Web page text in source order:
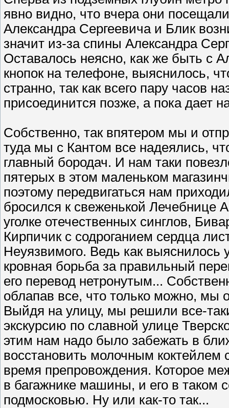
явно видно, что вчера они
Александра Сергеевича и Блик
значит из-за спины Александра
Оставалось неясно, как же быть с
кнопок на телефоне, выяснилось,
странно, так как всего пару часов
присоединится позже, а пока дает
Собственно, так впятером мы и
туда мы с Кантом все надеялись,
главный бородач. И нам таки
пятерых в этом маленьком
поэтому передвигаться нам
бросился к свеженькой Лечебнице
уголке отечественных синглов,
Кирпичик с содроганием сердца
Неуязвимого. Ведь как выяснилось
кровная борьба за правильный
его перевод нетронутым...
облапав все, что только можно, мы
Выйдя на улицу, мы решили все-
экскурсию по славной улице
этим нам надо было забежать в
восстановить молочным коктейлем
время препровождения. Которое
в багажнике машины, и его в таком
подмосковью. Ну или как-то так...